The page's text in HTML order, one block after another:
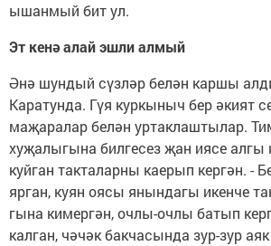
ышанмый бит ул.
Эт кенә алай эшли алмый
Әнә шундый сүзләр белән каршы
Каратунда. Гүя куркыныч бер әкият
маҗаралар белән уртаклаштылар.
хуҗалыгына билгесез җан иясе
куйган такталарны каерып кергән. -
ярган, куян оясы янындагы икенче
гына кимергән, очлы-очлы батып
калган, чәчәк бакчасында зур-зур